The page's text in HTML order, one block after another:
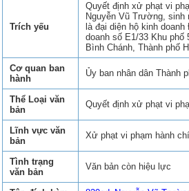
Trích yếu
Quyết định xử phạt vi
Nguyễn Vũ Trường, sinh
là đại diện hộ kinh
doanh số E1/33 Khu phố
Bình Chánh, Thành phố
Cơ quan ban
hành
Ủy ban nhân dân Thành
Thể Loại văn
bản
Quyết định xử phạt vi
Lĩnh vực văn
bản
Xử phạt vi phạm hành
Tình trạng
văn bản
Văn bản còn hiệu lực